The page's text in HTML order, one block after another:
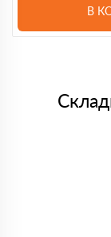
В